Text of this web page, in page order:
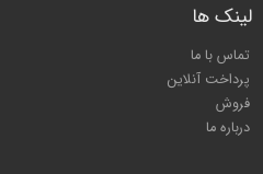
لینک ها
تماس با ما
پرداخت آنلاین
فروش
درباره ما